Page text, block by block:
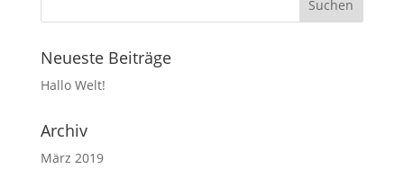
Neueste Beiträge
Hallo Welt!
Archiv
März 2019